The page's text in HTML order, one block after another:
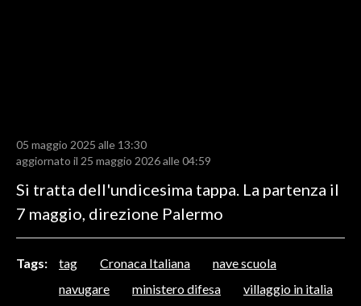
RISULTATI E CLASSIFICHE
CALCIO REGIONALE
BASKET
MOTORI
05 maggio 2025 alle 13:30
aggiornato il 25 maggio 2026 alle 04:59
Si tratta dell'undicesima tappa. La partenza il
7 maggio, direzione Palermo
Tags: tag Cronaca Italiana
nave scuola
navugare
ministero difesa
villaggio in italia